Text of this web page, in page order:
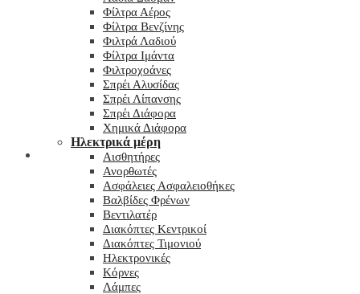
Φίλτρα Αέρος
Φίλτρα Βενζίνης
Φιλτρά Λαδιού
Φίλτρα Ιμάντα
Φιλτροχοάνες
Σπρέι Αλυσίδας
Σπρέι Λίπανσης
Σπρέι Διάφορα
Χημικά Διάφορα
Hλεκτρικά μέρη
Αισθητήρες
Ανορθωτές
Ασφάλειες Ασφαλειοθήκες
Βαλβίδες Φρένων
Βεντιλατέρ
Διακόπτες Κεντρικοί
Διακόπτες Τιμονιού
Ηλεκτρονικές
Κόρνες
Λάμπες